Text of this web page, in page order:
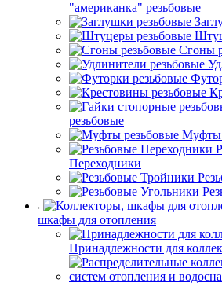
"американка" резьбовые
Сгоны
резьбовые
Муфты
Переходники
шкафы для отопления
Принадлежности для